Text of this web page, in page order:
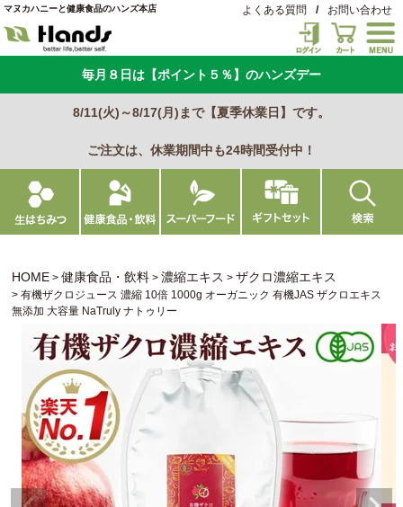
マヌカハニーと健康食品のハンズ本店 よくある質問 / お問い合わせ
毎月８日は【ポイント５％】のハンズデー
8/11(火)～8/17(月)まで【夏季休業日】です。
ご注文は、休業期間中も24時間受付中！
HOME 健康食品・飲料 濃縮エキス ザクロ濃縮エキス
有機ザクロジュース 濃縮 10倍 1000g オーガニック 有機JAS ザクロエキス
無添加 大容量 NaTruly ナトゥリー